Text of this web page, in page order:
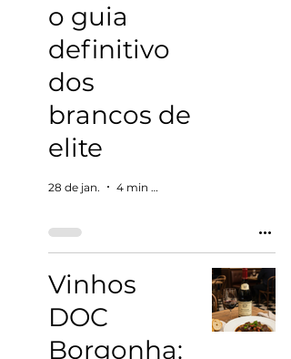
o guia
definitivo
dos
brancos de
elite
28 de jan. 4 min de leitura
Vinhos
DOC
Borgonha: